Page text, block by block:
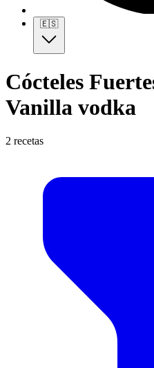
🇪🇸
Cócteles
Vanilla vodka
2 recetas